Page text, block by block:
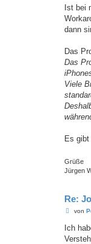
i
r
a
Ist bei
dann
Das
Das
Viele
Es
Grüße
Jürgen
Re:
B
i
t
r
von
Ich